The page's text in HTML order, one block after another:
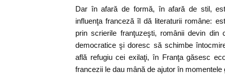
Dar în afară de formă, în afară de stil,
influenţa franceză îl dă literaturii române:
prin scrierile franţuzeşti, românii devin
democratice şi doresc să schimbe
află refugiu cei exilaţi, în Franţa găsesc
francezii le dau mână de ajutor în momentele